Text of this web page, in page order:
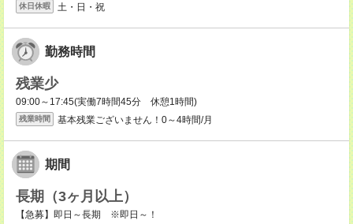
休日休暇 土・日・祝
勤務時間
残業少
09:00～17:45(実働7時間45分 休憩1時間)
残業時間 基本残業ございません！0～4時間/月
期間
長期（3ヶ月以上）
【急募】即日～長期 ※即日～！